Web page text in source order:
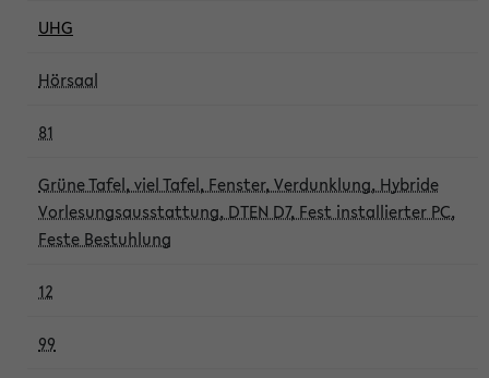
UHG
Hörsaal
81
Grüne Tafel, viel Tafel, Fenster, Verdunklung, Hybride
Vorlesungsausstattung, DTEN D7, Fest installierter PC,
Feste Bestuhlung
12
99